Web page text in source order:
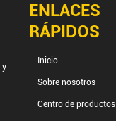
y
ENLACES
RÁPIDOS
Inicio
Sobre nosotros
Centro de productos